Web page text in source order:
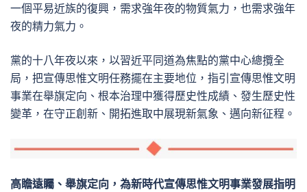
一個平易近族的復興，需求強年夜的物質氣力，也需求強年
夜的精力氣力。
黨的十八年夜以來，以習近平同道為焦點的黨中心總攬全
局，把宣傳思惟文明任務擺在主要地位，指引宣傳思惟文明
事業在舉旗定向、根本治理中獲得歷史性成績、發生歷史性
變革，在守正創新、開拓進取中展現新氣象、邁向新征程。
高瞻遠矚、舉旗定向，為新時代宣傳思惟文明事業發展指明